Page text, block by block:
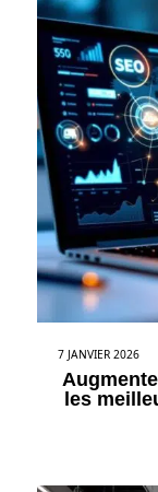
7 JANVIER 2026
les